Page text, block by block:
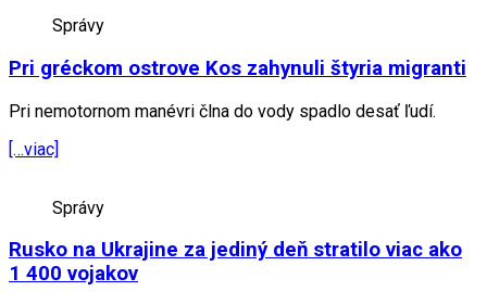
Správy
Pri gréckom ostrove Kos zahynuli štyria migranti
Pri nemotornom manévri člna do vody spadlo desať ľudí.
[…viac]
Správy
Rusko na Ukrajine za jediný deň stratilo viac ako
1 400 vojakov